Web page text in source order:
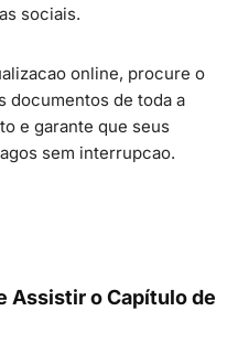
sociais.
online, procure o
documentos de toda a
e garante que seus
sem interrupcao.
Assistir o Capítulo de